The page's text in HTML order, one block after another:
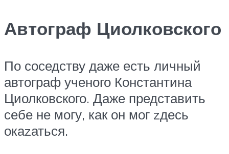
Автограф Циолковского
По соседству даже есть личный
автограф ученого Константина
Циолковского. Даже представить
себе не могу, как он мог zдесь
окаzаться.